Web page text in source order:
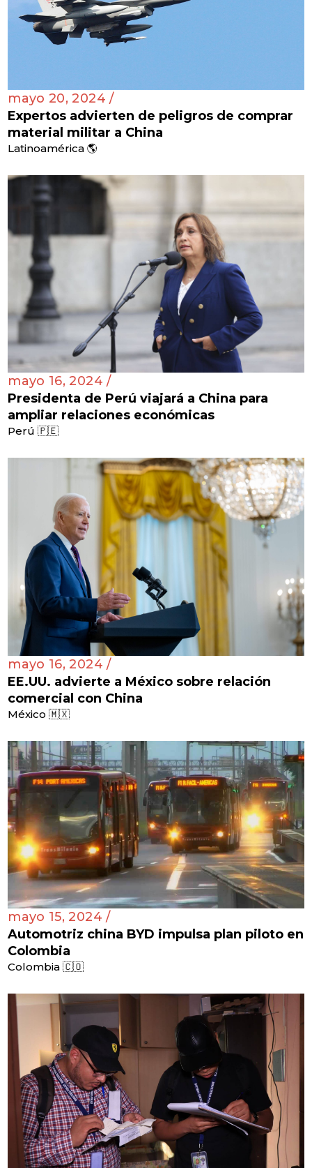
mayo 20, 2024 /
Expertos advierten de peligros de comprar
material militar a China
Latinoamérica 🌎
mayo 16, 2024 /
Presidenta de Perú viajará a China para
ampliar relaciones económicas
Perú 🇵🇪
mayo 16, 2024 /
EE.UU. advierte a México sobre relación
comercial con China
México 🇲🇽
mayo 15, 2024 /
Automotriz china BYD impulsa plan piloto en
Colombia
Colombia 🇨🇴